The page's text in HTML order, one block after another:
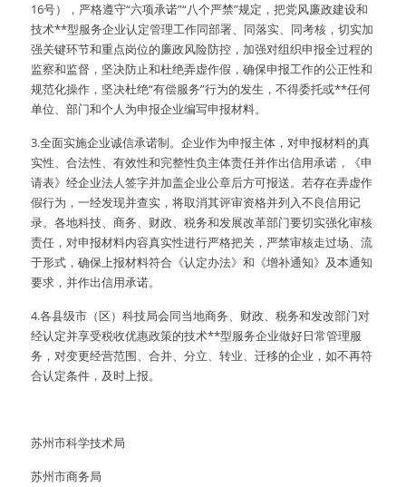
16号），严格遵守“六项承诺”“八个严禁”规定，把党风廉政建设和
技术**型服务企业认定管理工作同部署、同落实、同考核，切实加
强关键环节和重点岗位的廉政风险防控，加强对组织申报全过程的
监察和监督，坚决防止和杜绝弄虚作假，确保申报工作的公正性和
规范化操作，坚决杜绝“有偿服务”行为的发生，不得委托或**任何
单位、部门和个人为申报企业编写申报材料。
3.全面实施企业诚信承诺制。企业作为申报主体，对申报材料的真
实性、合法性、有效性和完整性负主体责任并作出信用承诺，《申
请表》经企业法人签字并加盖企业公章后方可报送。若存在弄虚作
假行为，一经发现并查实，将取消其评审资格并列入不良信用记
录。各地科技、商务、财政、税务和发展改革部门要切实强化审核
责任，对申报材料内容真实性进行严格把关，严禁审核走过场、流
于形式，确保上报材料符合《认定办法》和《增补通知》及本通知
要求，并作出信用承诺。
4.各县级市（区）科技局会同当地商务、财政、税务和发改部门对
经认定并享受税收优惠政策的技术**型服务企业做好日常管理服
务，对变更经营范围、合并、分立、转业、迁移的企业，如不再符
合认定条件，及时上报。
苏州市科学技术局
苏州市商务局